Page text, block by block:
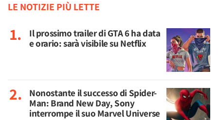
LE NOTIZIE PIÙ LETTE
Il prossimo trailer di GTA 6 ha data
e orario: sarà visibile su Netflix
Nonostante il successo di Spider-
Man: Brand New Day, Sony
interrompe il suo Marvel Universe